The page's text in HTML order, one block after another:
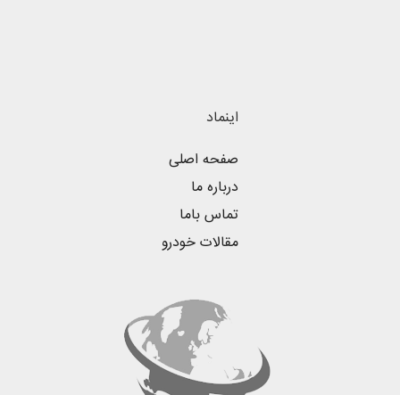
اینماد
صفحه اصلی
درباره ما
تماس باما
مقالات خودرو